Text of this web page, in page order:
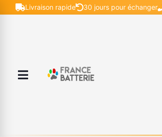
Livraison rapide 30 jours pour échanger